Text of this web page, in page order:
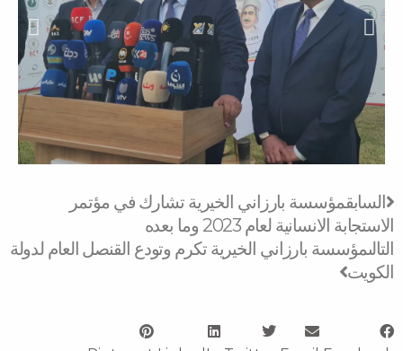
بارزاني الخيرية تشارك في مؤتمر
2023 وما بعده
الخيرية تكرم وتودع القنصل العام لدولة